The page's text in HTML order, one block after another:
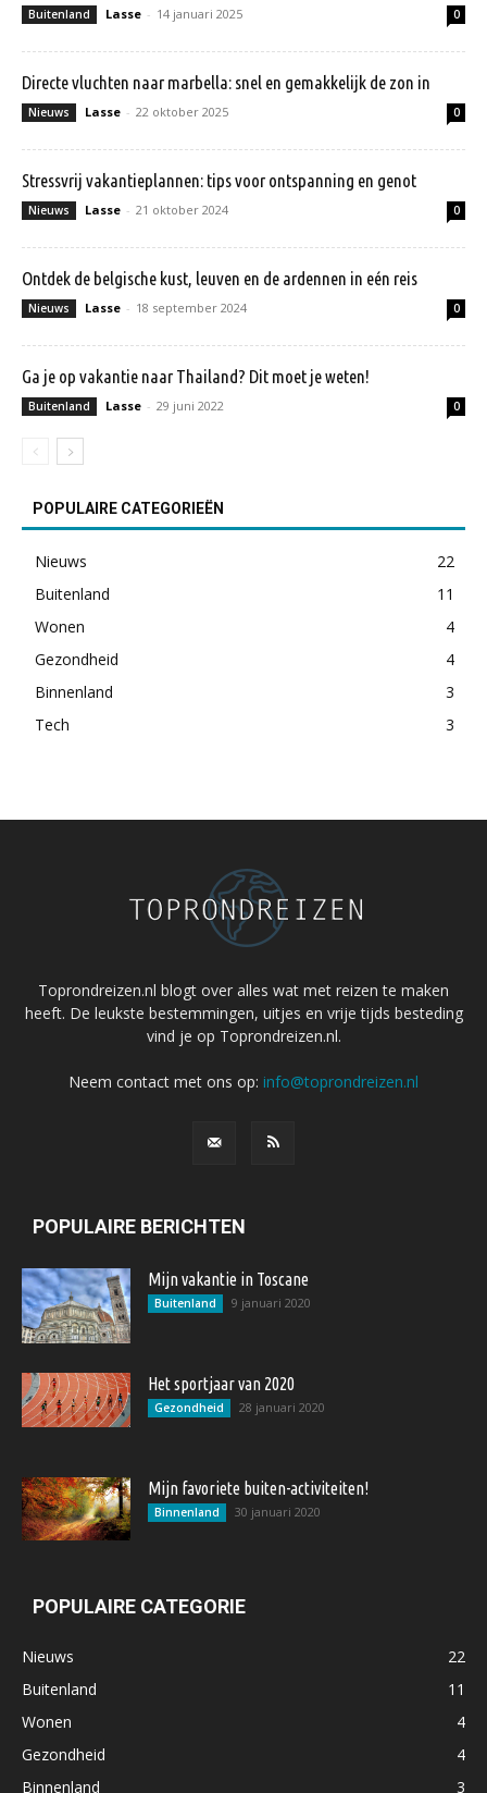
Buitenland Lasse - 14 januari 2025 0
Directe vluchten naar marbella: snel en gemakkelijk de zon in
Nieuws Lasse - 22 oktober 2025 0
Stressvrij vakantieplannen: tips voor ontspanning en genot
Nieuws Lasse - 21 oktober 2024 0
Ontdek de belgische kust, leuven en de ardennen in eén reis
Nieuws Lasse - 18 september 2024 0
Ga je op vakantie naar Thailand? Dit moet je weten!
Buitenland Lasse - 29 juni 2022 0
POPULAIRE CATEGORIEËN
Nieuws
22
Buitenland
11
Wonen
4
Gezondheid
4
Binnenland
3
Tech
3
Toprondreizen.nl blogt over alles wat met reizen te maken
heeft. De leukste bestemmingen, uitjes en vrije tijds besteding
vind je op Toprondreizen.nl.
Neem contact met ons op: info@toprondreizen.nl
POPULAIRE BERICHTEN
Mijn vakantie in Toscane
Buitenland 9 januari 2020
Het sportjaar van 2020
Gezondheid 28 januari 2020
Mijn favoriete buiten-activiteiten!
Binnenland 30 januari 2020
POPULAIRE CATEGORIE
Nieuws
22
Buitenland
11
Wonen
4
Gezondheid
4
Binnenland
3